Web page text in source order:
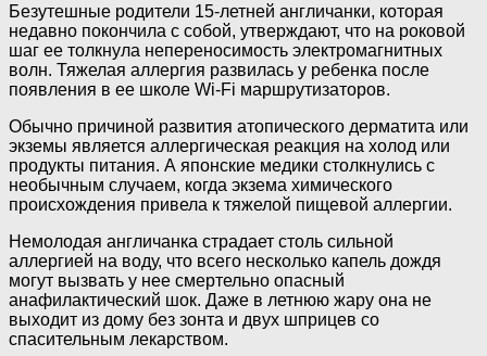
Безутешные родители 15-летней англичанки, которая
недавно покончила с собой, утверждают, что на роковой
шаг ее толкнула непереносимость электромагнитных
волн. Тяжелая аллергия развилась у ребенка после
появления в ее школе Wi-Fi маршрутизаторов.
Обычно причиной развития атопического дерматита или
экземы является аллергическая реакция на холод или
продукты питания. А японские медики столкнулись с
необычным случаем, когда экзема химического
происхождения привела к тяжелой пищевой аллергии.
Немолодая англичанка страдает столь сильной
аллергией на воду, что всего несколько капель дождя
могут вызвать у нее смертельно опасный
анафилактический шок. Даже в летнюю жару она не
выходит из дому без зонта и двух шприцев со
спасительным лекарством.